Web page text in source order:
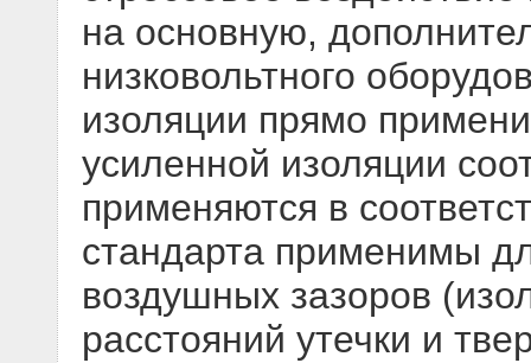
на основную,
низковольтного
изоляции прямо
усиленной изоляции
применяются в
стандарта применимы
воздушных зазоров
расстояний утечки и